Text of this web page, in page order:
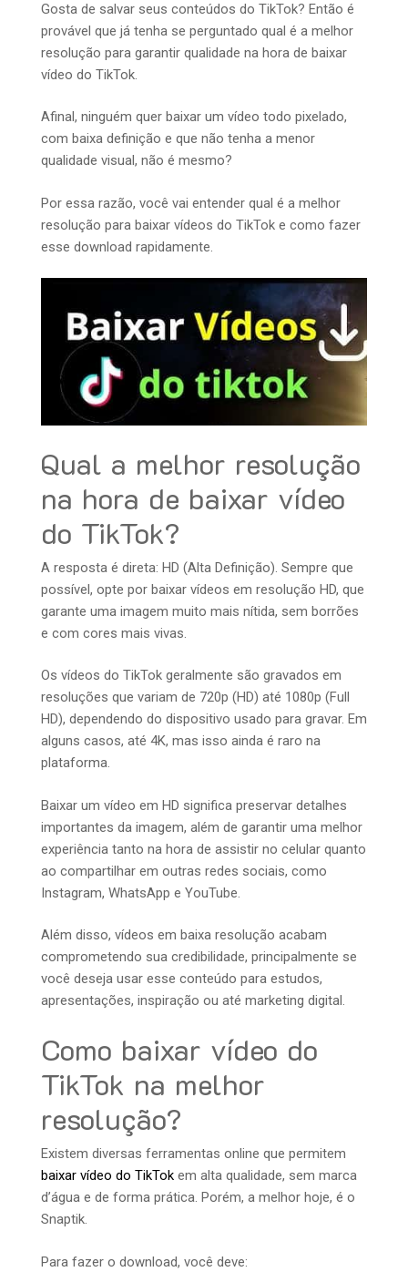
Gosta de salvar seus conteúdos do TikTok? Então é
provável que já tenha se perguntado qual é a melhor
resolução para garantir qualidade na hora de baixar
vídeo do TikTok.
Afinal, ninguém quer baixar um vídeo todo pixelado,
com baixa definição e que não tenha a menor
qualidade visual, não é mesmo?
Por essa razão, você vai entender qual é a melhor
resolução para baixar vídeos do TikTok e como fazer
esse download rapidamente.
Qual a melhor resolução
na hora de baixar vídeo
do TikTok?
A resposta é direta: HD (Alta Definição). Sempre que
possível, opte por baixar vídeos em resolução HD, que
garante uma imagem muito mais nítida, sem borrões
e com cores mais vivas.
Os vídeos do TikTok geralmente são gravados em
resoluções que variam de 720p (HD) até 1080p (Full
HD), dependendo do dispositivo usado para gravar. Em
alguns casos, até 4K, mas isso ainda é raro na
plataforma.
Baixar um vídeo em HD significa preservar detalhes
importantes da imagem, além de garantir uma melhor
experiência tanto na hora de assistir no celular quanto
ao compartilhar em outras redes sociais, como
Instagram, WhatsApp e YouTube.
Além disso, vídeos em baixa resolução acabam
comprometendo sua credibilidade, principalmente se
você deseja usar esse conteúdo para estudos,
apresentações, inspiração ou até marketing digital.
Como baixar vídeo do
TikTok na melhor
resolução?
Existem diversas ferramentas online que permitem
baixar vídeo do TikTok em alta qualidade, sem marca
d’água e de forma prática. Porém, a melhor hoje, é o
Snaptik.
Para fazer o download, você deve: